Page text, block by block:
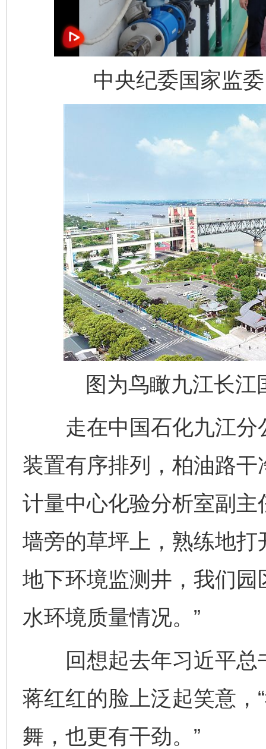
中央纪委国家监
图为鸟瞰九江长
走在中国石化九江分
装置有序排列，柏油路
计量中心化验分析室副
墙旁的草坪上，熟练地打
地下环境监测井，我们
水环境质量情况。”
回想起去年习近平总
蒋红红的脸上泛起笑意，
舞，也更有干劲。”